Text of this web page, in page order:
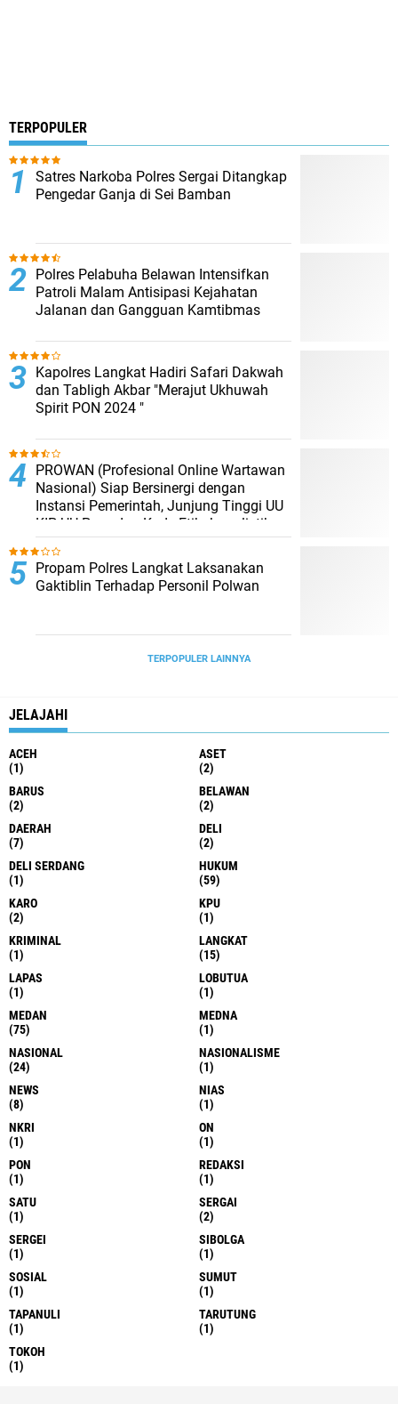
TERPOPULER
Satres Narkoba Polres Sergai Ditangkap
Pengedar Ganja di Sei Bamban
Polres Pelabuha Belawan Intensifkan
Patroli Malam Antisipasi Kejahatan
Jalanan dan Gangguan Kamtibmas
Kapolres Langkat Hadiri Safari Dakwah
dan Tabligh Akbar "Merajut Ukhuwah
Spirit PON 2024 "
PROWAN (Profesional Online Wartawan
Nasional) Siap Bersinergi dengan
Instansi Pemerintah, Junjung Tinggi UU
KIP, UU Pers, dan Kode Etik Jurnalistik
Propam Polres Langkat Laksanakan
Gaktiblin Terhadap Personil Polwan
TERPOPULER LAINNYA
JELAJAHI
ACEH
(1)
ASET
(2)
BARUS
(2)
BELAWAN
(2)
DAERAH
(7)
DELI
(2)
DELI SERDANG
(1)
HUKUM
(59)
KARO
(2)
KPU
(1)
KRIMINAL
(1)
LANGKAT
(15)
LAPAS
(1)
LOBUTUA
(1)
MEDAN
(75)
MEDNA
(1)
NASIONAL
(24)
NASIONALISME
(1)
NEWS
(8)
NIAS
(1)
NKRI
(1)
ON
(1)
PON
(1)
REDAKSI
(1)
SATU
(1)
SERGAI
(2)
SERGEI
(1)
SIBOLGA
(1)
SOSIAL
(1)
SUMUT
(1)
TAPANULI
(1)
TARUTUNG
(1)
TOKOH
(1)